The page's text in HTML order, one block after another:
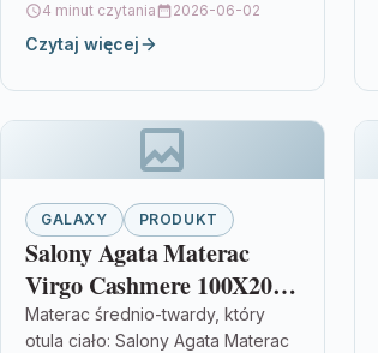
stanie, ale chcesz podnieść
komfort wypoczynku,…
4 minut czytania 2026-06-02
Czytaj więcej
GALAXY PRODUKT
Salony Agata Materac
Virgo Cashmere 100X200
Cm
Materac średnio-twardy, który
otula ciało: Salony Agata Materac